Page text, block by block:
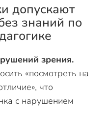
допускают
знаний по
зрения.
«посмотреть на
что
с нарушением